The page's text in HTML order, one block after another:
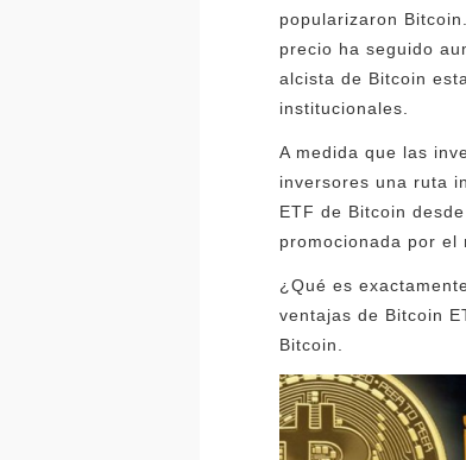
popularizaron
precio ha seguido
alcista de Bitcoin
institucionales.
A medida que las
inversores una ruta
ETF de Bitcoin
promocionada por el
¿Qué es
ventajas de Bitcoin
Bitcoin.